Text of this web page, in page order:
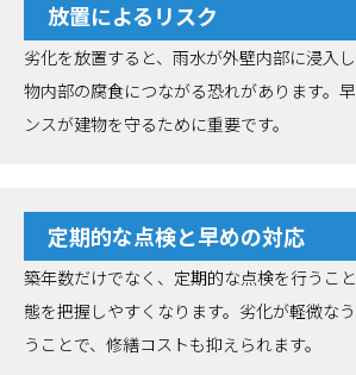
放置によるリスク
劣化を放置すると、雨水が外壁内部に浸入
物内部の腐食につながる恐れがあります。
ンスが建物を守るために重要です。
定期的な点検と早めの対応
築年数だけでなく、定期的な点検を行うこ
態を把握しやすくなります。劣化が軽微な
うことで、修繕コストも抑えられます。